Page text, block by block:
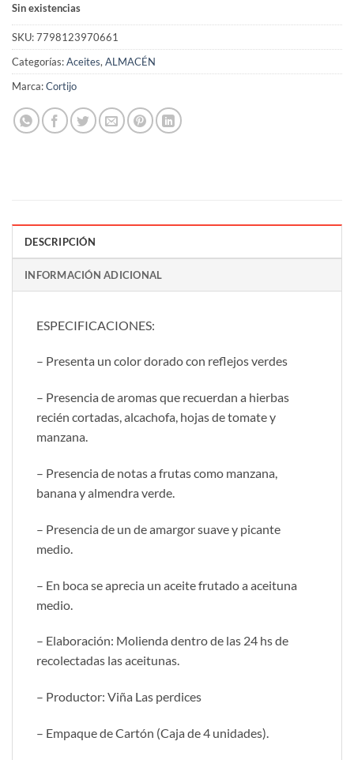
Sin existencias
SKU:7798123970661
Categorías:Aceites, ALMACÉN
Marca:Cortijo
DESCRIPCIÓN
INFORMACIÓN ADICIONAL
ESPECIFICACIONES:
– Presenta un color dorado con reflejos verdes
– Presencia de aromas que recuerdan a hierbas
recién cortadas, alcachofa, hojas de tomate y
manzana.
– Presencia de notas a frutas como manzana,
banana y almendra verde.
– Presencia de un de amargor suave y picante
medio.
– En boca se aprecia un aceite frutado a aceituna
medio.
– Elaboración: Molienda dentro de las 24 hs de
recolectadas las aceitunas.
– Productor: Viña Las perdices
– Empaque de Cartón (Caja de 4 unidades).